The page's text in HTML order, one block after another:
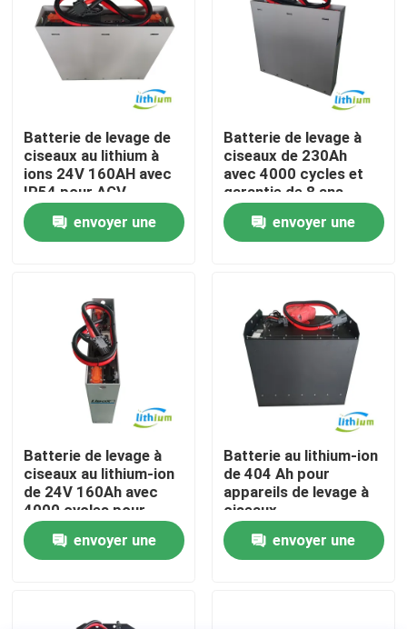
Produits
Au sujet de nous
Contrôle de qualité
Demandez une citation
batterie au lithium de chariot élévateur
Lithium électrique Ion Battery de chariot élévateur
Batterie de chariot élévateur au lithium-ion de 48 volts
Batterie de camion de palette
Batterie de levage de
ciseaux au lithium à
ions 24V 160AH avec
IP54 pour AGV
envoyer une
Batterie de levage à
ciseaux de 230Ah
avec 4000 cycles et
garantie de 8 ans
envoyer une
Batterie de levage à
ciseaux au lithium-ion
de 24V 160Ah avec
4000 cycles pour
équipement AGV
envoyer une
Batterie au lithium-ion
de 404 Ah pour
appareils de levage à
ciseaux
envoyer une